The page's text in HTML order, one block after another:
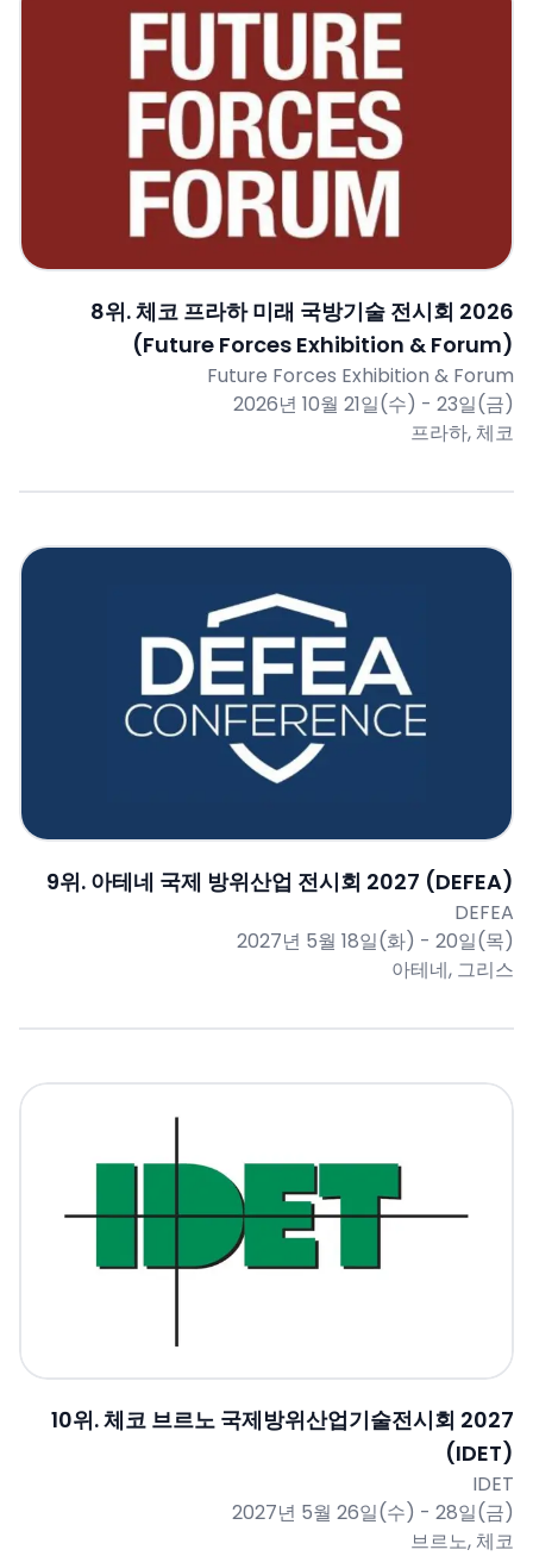
8위.체코 프라하 미래 국방기술 전시회 2026
(Future Forces Exhibition & Forum)
Future Forces Exhibition & Forum
2026년 10월 21일(수) - 23일(금)
프라하, 체코
9위. 아테네 국제 방위산업 전시회 2027 (DEFEA)
DEFEA
2027년 5월 18일(화) - 20일(목)
아테네, 그리스
10위.체코 브르노 국제방위산업기술전시회 2027
(IDET)
IDET
2027년 5월 26일(수) - 28일(금)
브르노, 체코